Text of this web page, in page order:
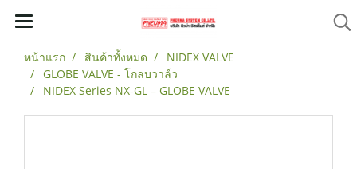
หน้าแรก สินค้าทั้งหมด
NIDEX VALVE
GLOBE VALVE - โกลบวาล์ว
NIDEX Series NX-GL – GLOBE VALVE